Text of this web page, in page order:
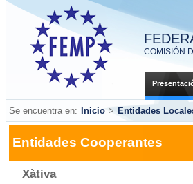
COMISIÓN
Se encuentra en: Inicio > Entidades
Entidades Cooperantes
Xàtiva